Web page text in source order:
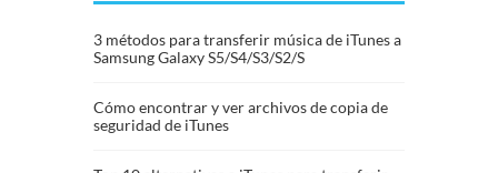
3 métodos para transferir música de iTunes a
Samsung Galaxy S5/S4/S3/S2/S
Cómo encontrar y ver archivos de copia de
seguridad de iTunes